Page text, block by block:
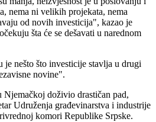
nema ni velikih projekata, nema
od novih investicija", kazao je
šta će se dešavati u narednom
nešto što investicije stavlja u drugi
novine".
Njemačkoj doživio drastičan pad,
Udruženja građevinarstva i industrije
komori Republike Srpske.